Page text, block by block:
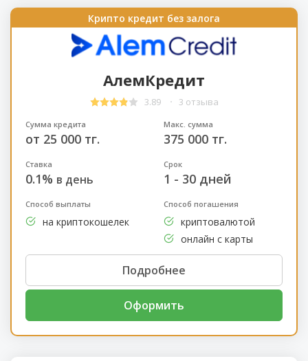
Крипто кредит без залога
АлемКредит
3.89 3 отзыва
Сумма кредита
от 25 000 тг.
Макс. сумма
375 000 тг.
Ставка
0.1% в день
Срок
1 - 30 дней
Способ выплаты
на криптокошелек
Способ погашения
криптовалютой
онлайн с карты
Подробнее
Оформить